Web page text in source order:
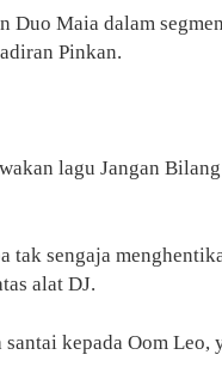
Maia dalam
Pinkan.
lagu Jangan
sengaja
alat DJ.
kepada Oom Leo,